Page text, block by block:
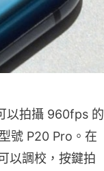
以拍攝 960fps 的
號 P20 Pro。在
以調校，按鍵拍